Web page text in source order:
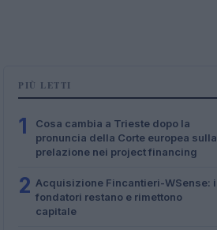
PIÙ LETTI
1
Cosa cambia a Trieste dopo la
pronuncia della Corte europea sulla
prelazione nei project financing
2 Acquisizione Fincantieri-WSense: i
fondatori restano e rimettono
capitale